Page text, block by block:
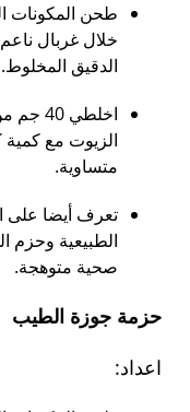
طحن المكونات
خلال غربال
الدقيق المخلوط.
الزيوت مع
متساوية.
تعرف أيضا على
الطبيعية وحزم
صحية متوهجة.
حزمة جوزة الطيب
اعداد: